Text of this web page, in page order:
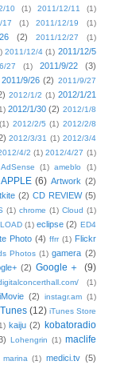
10 (1) 2011/12/11
(1)
17 (1) 2011/12/19
(1)
(2) 2011/12/27 (1)
2011/12/4 (1) 2011/12/5
27 (1) 2011/9/22 (3)
2011/9/26 (2) 2011/9/27
2012/1/2 (1) 2012/1/21
2012/1/30 (2) 2012/1/8
(1) 2012/2/5 (1) 2012/2/8
2012/3/31 (1) 2012/3/4
4/2 (1) 2012/4/27 (1)
AdSense (1) ameblo
(1)
APPLE (6) Artwork (2)
(2) CD REVIEW (5)
(1) chrome (1) Cloud (1)
(1) eclipse (2) ED4
Photo (4) ffrr (1) Flickr
Photos (1) gamera (2)
(2) Google＋ (9)
(1)
iMovie (2) instagr.am (1)
(12) iTunes Store
kaiju (2)
kobatoradio
Lohengrin (1) maclife
marina (1) medici.tv (5)